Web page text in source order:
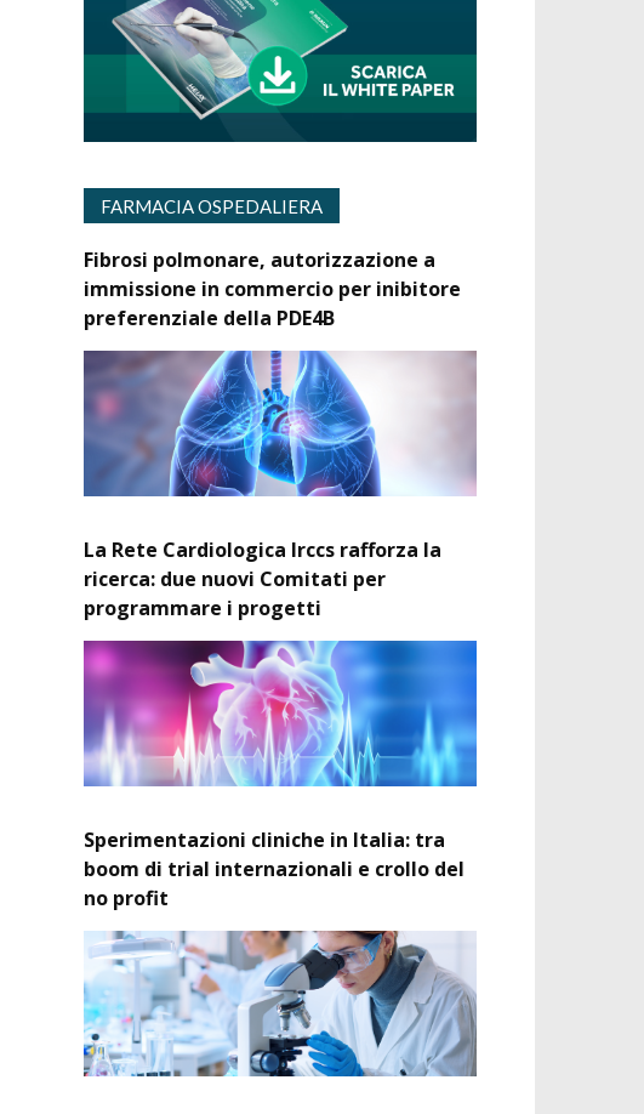
FARMACIA OSPEDALIERA
Fibrosi polmonare, autorizzazione a
immissione in commercio per inibitore
preferenziale della PDE4B
La Rete Cardiologica Irccs rafforza la
ricerca: due nuovi Comitati per
programmare i progetti
Sperimentazioni cliniche in Italia: tra
boom di trial internazionali e crollo del
no profit